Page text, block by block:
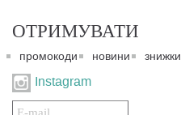
ОТРИМУВАТИ
промокоди новини знижки
Instagram
Подписаться